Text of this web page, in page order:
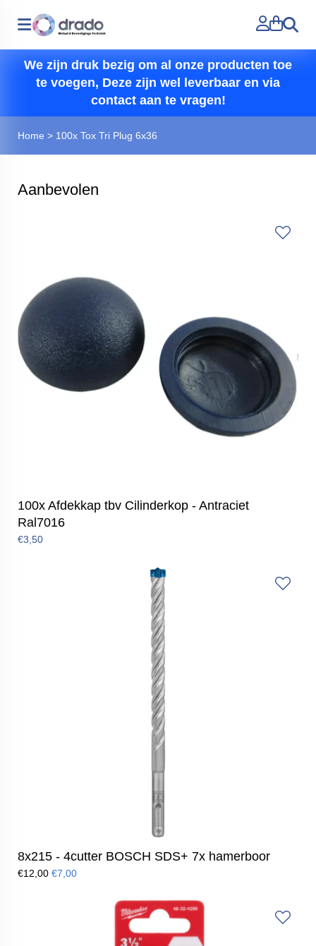
Zoeken
We zijn druk bezig om al onze producten toe
te voegen, Deze zijn wel leverbaar en via
contact aan te vragen!
Home > 100x Tox Tri Plug 6x36
Aanbevolen
100x Afdekkap tbv Cilinderkop - Antraciet
Ral7016
€3,50
8x215 - 4cutter BOSCH SDS+ 7x hamerboor
€12,00 €7,00